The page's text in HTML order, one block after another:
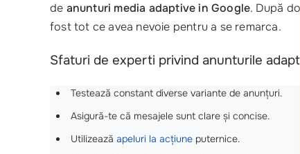
de anunturi media adaptive in Google. După
fost tot ce avea nevoie pentru a se remarca.
Sfaturi de experti privind anunturile
Testează constant diverse variante de anunțuri.
Asigură-te că mesajele sunt clare și concise.
Utilizează apeluri la acțiune puternice.